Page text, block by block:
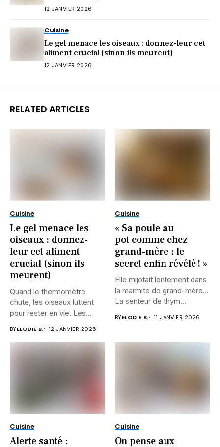
12 JANVIER 2026
Cuisine
Le gel menace les oiseaux : donnez-leur cet
aliment crucial (sinon ils meurent)
12 JANVIER 2026
RELATED ARTICLES
Cuisine
Le gel menace les
oiseaux : donnez-
leur cet aliment
crucial (sinon ils
meurent)
Quand le thermomètre
chute, les oiseaux luttent
pour rester en vie. Les...
BYELODIE B. 12 JANVIER 2026
Cuisine
« Sa poule au
pot comme chez
grand-mère : le
secret enfin révélé ! »
Elle mijotait lentement dans
la marmite de grand-mère…
La senteur de thym...
BYELODIE B. 11 JANVIER 2026
Cuisine
Alerte santé :
Cuisine
On pense aux